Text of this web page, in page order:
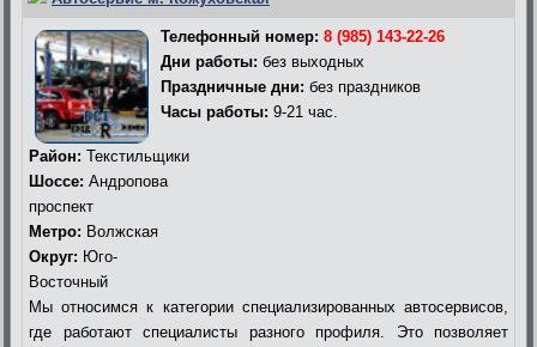
Телефонный номер: 8 (985) 143-22-26
Дни работы: без выходных
Праздничные дни: без праздников
Часы работы: 9-21 час.
Район: Текстильщики
Шоссе: Андропова
проспект
Метро: Волжская
Округ: Юго-
Восточный
Мы относимся к категории специализированных автосервисов,
где работают специалисты разного профиля. Это позволяет